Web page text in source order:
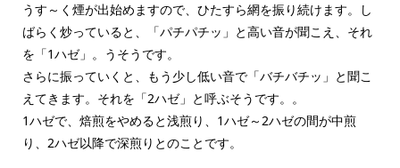
うす～く煙が出始めますので、ひたすら網を振り続けます。し
ばらく炒っていると、「パチパチッ」と高い音が聞こえ、それ
を「1ハゼ」。うそうです。
さらに振っていくと、もう少し低い音で「バチバチッ」と聞こ
えてきます。それを「2ハゼ」と呼ぶそうです。。
1ハゼで、焙煎をやめると浅煎り、1ハゼ～2ハゼの間が中煎
り、2ハゼ以降で深煎りとのことです。